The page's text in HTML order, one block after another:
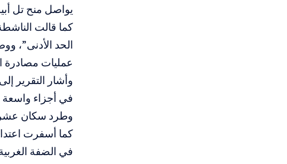
يواصل منح تل
كما قالت
الحد الأدنى”،
عمليات مصادرة
في أجزاء واسعة
وطرد سكان
في الضفة